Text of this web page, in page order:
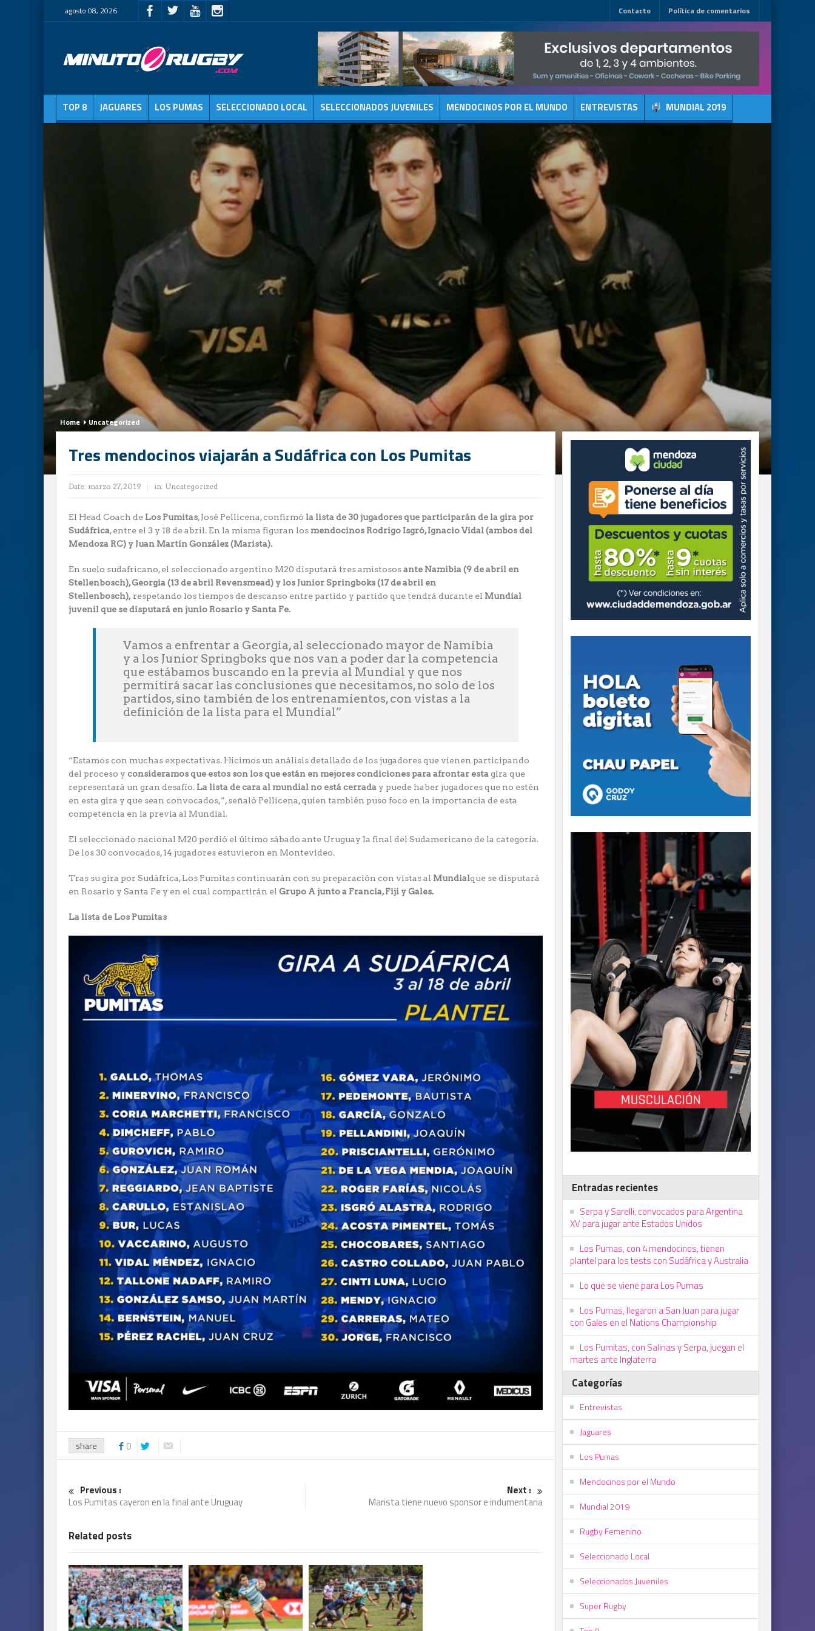
agosto 08, 2026 Contacto Política de comentarios
TOP 8 JAGUARES LOS PUMAS SELECCIONADO LOCAL SELECCIONADOS JUVENILES MENDOCINOS POR EL MUNDO ENTREVISTAS MUNDIAL 2019
Home Uncategorized
Tres mendocinos viajarán a Sudáfrica con Los Pumitas
Date: marzo 27, 2019 in: Uncategorized
El Head Coach de Los Pumitas, José Pellicena, confirmó la lista de 30 jugadores que participarán de la gira por
Sudáfrica, entre el 3 y 18 de abril. En la misma figuran los mendocinos Rodrigo Isgró, Ignacio Vidal (ambos del
Mendoza RC) y Juan Martín González (Marista).
En suelo sudafricano, el seleccionado argentino M20 disputará tres amistososante Namibia (9 de abril en
Stellenbosch), Georgia (13 de abril Revensmead) y los Junior Springboks (17 de abril en
Stellenbosch), respetando los tiempos de descanso entre partido y partido que tendrá durante el Mundial
juvenil que se disputará en junio Rosario y Santa Fe.
Vamos a enfrentar a Georgia, al seleccionado mayor de Namibia
y a los Junior Springboks que nos van a poder dar la competencia
que estábamos buscando en la previa al Mundial y que nos
permitirá sacar las conclusiones que necesitamos, no solo de los
partidos, sino también de los entrenamientos, con vistas a la
definición de la lista para el Mundial”
“Estamos con muchas expectativas. Hicimos un análisis detallado de los jugadores que vienen participando
del proceso y consideramos que estos son los que están en mejores condiciones para afrontar estagira que
representará un gran desafío. La lista de cara al mundial no está cerrada y puede haber jugadores que no estén
en esta gira y que sean convocados,”, señaló Pellicena, quien también puso foco en la importancia de esta
competencia en la previa al Mundial.
El seleccionado nacional M20 perdió el último sábado ante Uruguay la final del Sudamericano de la categoría.
De los 30 convocados, 14 jugadores estuvieron en Montevideo.
Tras su gira por Sudáfrica, Los Pumitas continuarán con su preparación con vistas al Mundialque se disputará
en Rosario y Santa Fe y en el cual compartirán el Grupo A junto a Francia, Fiji y Gales.
La lista de Los Pumitas
share 0
Previous :
Los Pumitas cayeron en la final ante Uruguay
Next :
Marista tiene nuevo sponsor e indumentaria
Related posts
Entradas recientes
Serpa y Sarelli, convocados para Argentina
XV para jugar ante Estados Unidos
Los Pumas, con 4 mendocinos, tienen
plantel para los tests con Sudáfrica y Australia
Lo que se viene para Los Pumas
Los Pumas, llegaron a San Juan para jugar
con Gales en el Nations Championship
Los Pumitas, con Salinas y Serpa, juegan el
martes ante Inglaterra
Categorías
Entrevistas
Jaguares
Los Pumas
Mendocinos por el Mundo
Mundial 2019
Rugby Femenino
Seleccionado Local
Seleccionados Juveniles
Super Rugby